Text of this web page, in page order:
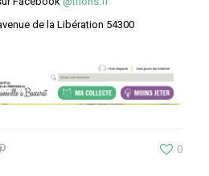
de la Libération 54300
0